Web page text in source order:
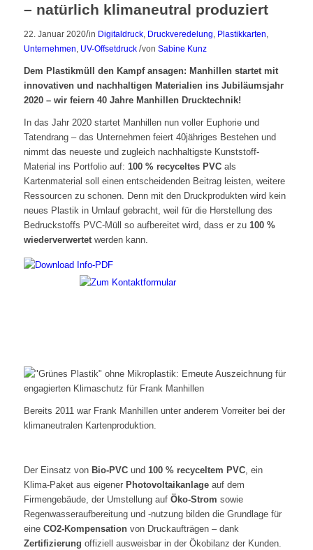
– natürlich klimaneutral produziert
22. Januar 2020/in Digitaldruck, Druckveredelung Plastikkarten
Unternehmen
UV-Offsetdruck /von Sabine Kunz
Dem Plastikmüll den Kampf ansagen: Manhillen startet mit
innovativen und nachhaltigen Materialien ins Jubiläumsjahr
2020 – wir feiern 40 Jahre Manhillen Drucktechnik!
In das Jahr 2020 startet Manhillen nun voller Euphorie und
Tatendrang – das Unternehmen feiert 40jähriges Bestehen und
nimmt das neueste und zugleich nachhaltigste Kunststoff-
Material ins Portfolio auf: 100 % recyceltes PVCals
Kartenmaterial soll einen entscheidenden Beitrag leisten, weitere
Ressourcen zu schonen. Denn mit den Druckprodukten wird kein
neues Plastik in Umlauf gebracht, weil für die Herstellung des
Bedruckstoffs PVC-Müll so aufbereitet wird, dass er zu 100 %
wiederverwertetwerden kann.
Bereits 2011 war Frank Manhillen unter anderem Vorreiter bei der
klimaneutralen Kartenproduktion.
Der Einsatz von Bio-PVCund 100 % recyceltem PVC, ein
Klima-Paket aus eigener Photovoltaikanlageauf dem
Firmengebäude, der Umstellung auf Öko-Strom sowie
Regenwasseraufbereitung und -nutzung bilden die Grundlage für
eine CO2-Kompensationvon Druckaufträgen – dank
Zertifizierung offiziell ausweisbar in der Ökobilanz der Kunden.